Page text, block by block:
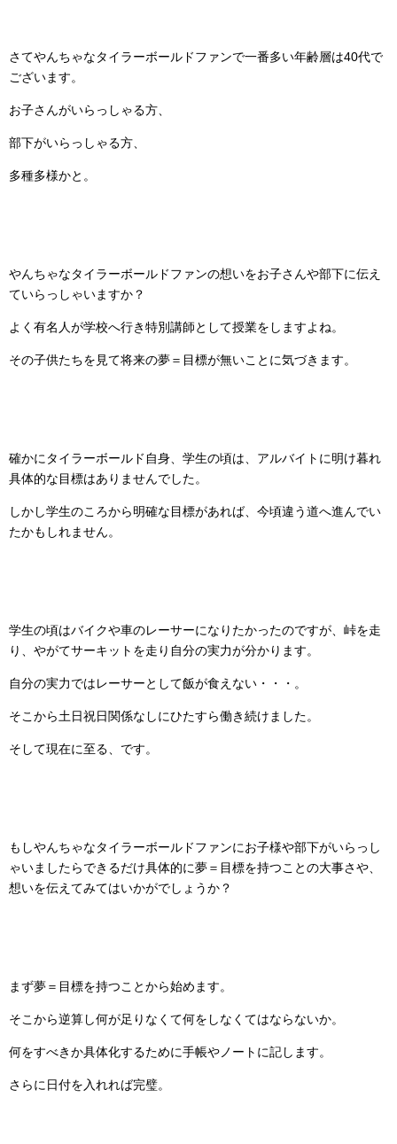
さてやんちゃなタイラーボールドファンで一番多い年齢層は40代で
ございます。
お子さんがいらっしゃる方、
部下がいらっしゃる方、
多種多様かと。
やんちゃなタイラーボールドファンの想いをお子さんや部下に伝え
ていらっしゃいますか？
よく有名人が学校へ行き特別講師として授業をしますよね。
その子供たちを見て将来の夢＝目標が無いことに気づきます。
確かにタイラーボールド自身、学生の頃は、アルバイトに明け暮れ
具体的な目標はありませんでした。
しかし学生のころから明確な目標があれば、今頃違う道へ進んでい
たかもしれません。
学生の頃はバイクや車のレーサーになりたかったのですが、峠を走
り、やがてサーキットを走り自分の実力が分かります。
自分の実力ではレーサーとして飯が食えない・・・。
そこから土日祝日関係なしにひたすら働き続けました。
そして現在に至る、です。
もしやんちゃなタイラーボールドファンにお子様や部下がいらっし
ゃいましたらできるだけ具体的に夢＝目標を持つことの大事さや、
想いを伝えてみてはいかがでしょうか？
まず夢＝目標を持つことから始めます。
そこから逆算し何が足りなくて何をしなくてはならないか。
何をすべきか具体化するために手帳やノートに記します。
さらに日付を入れれば完璧。